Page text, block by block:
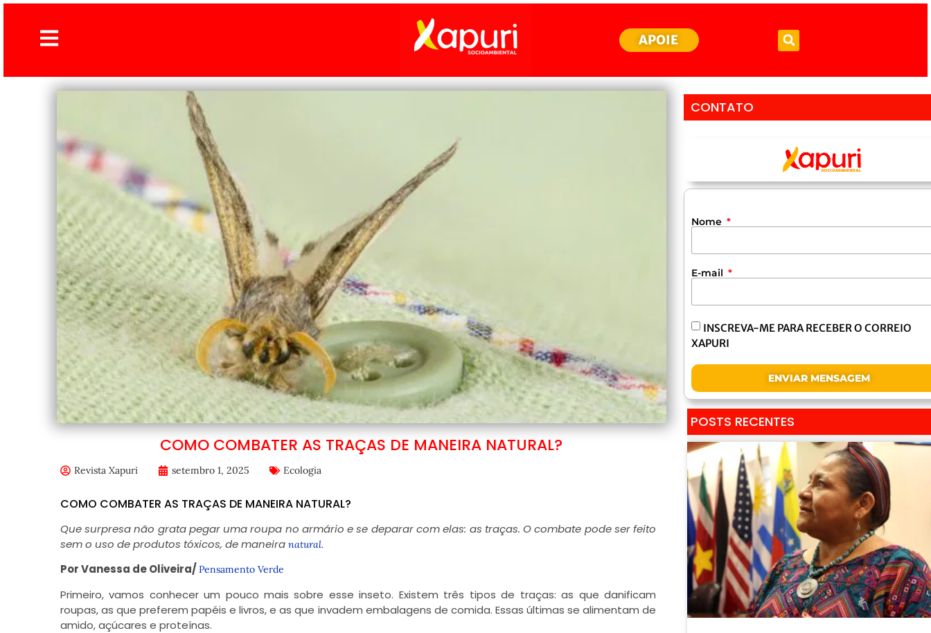
APOIE
COMO COMBATER AS TRAÇAS DE MANEIRA NATURAL?
Revista Xapuri setembro 1, 2025 Ecologia
COMO COMBATER AS TRAÇAS DE MANEIRA NATURAL?
Que surpresa não grata pegar uma roupa no armário e se deparar com elas: as traças. O combate pode ser feito
sem o uso de produtos tóxicos, de maneira natural.
Por Vanessa de Oliveira/ Pensamento Verde
Primeiro, vamos conhecer um pouco mais sobre esse inseto. Existem três tipos de traças: as que danificam
roupas, as que preferem papéis e livros, e as que invadem embalagens de comida. Essas últimas se alimentam de
amido, açúcares e proteínas.
CONTATO
Nome
E-mail
INSCREVA-ME PARA RECEBER O CORREIO
XAPURI
ENVIAR MENSAGEM
POSTS RECENTES